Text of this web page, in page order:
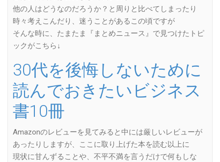
他の人はどうなのだろうか？と周りと比べてしまったり
時々考えこんだり、迷うことがあるこの頃ですが
そんな時に、たまたま『まとめニュース』で見つけたトピ
ックがこちら↓
30代を後悔しないために
読んでおきたいビジネス
書10冊
Amazonのレビューを見てみると中には厳しいレビューが
あったりしますが、ここに取り上げた本を読む以上に
現状に甘んずることや、不平不満を言うだけで何もしな